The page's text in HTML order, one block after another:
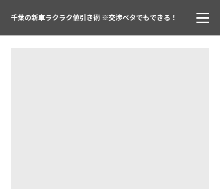
千葉の新車ラクラク値引き術 ※交渉ベタでもできる！